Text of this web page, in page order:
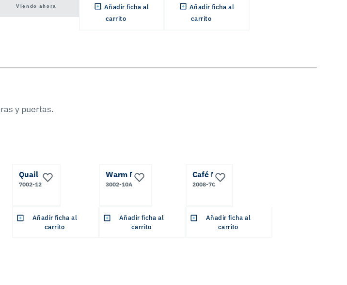
Viendo ahora
Añadir ficha al
carrito
Añadir ficha al
carrito
y puertas.
Quail Egg
7002-12
Añadir ficha al
carrito
Warm Buff
3002-10A
Añadir ficha al
carrito
Café Miel
2008-7C
Añadir ficha al
carrito